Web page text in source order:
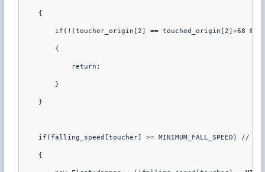
    {
if(!(toucher_origin[2] == touched_origin[2]+68 &&
        {
            return;
        }
    }
if(falling_speed[toucher] >= MINIMUM_FALL_SPEED) //
    {